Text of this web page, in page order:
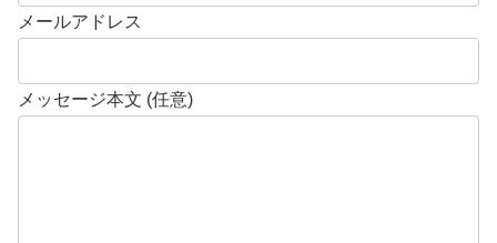
メールアドレス
メッセージ本文 (任意)